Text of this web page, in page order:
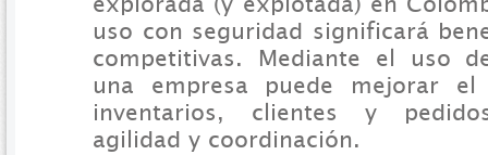
uso con seguridad significará
competitivas. Mediante el uso
una empresa puede mejorar
inventarios, clientes y
agilidad y coordinación.